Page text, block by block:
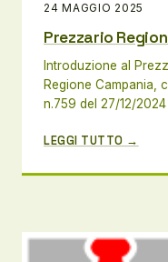
24 MAGGIO 2025
Prezzario
Introduzione al
Regione Campania,
n.759 del 27/12/
LEGGI TUTTO →